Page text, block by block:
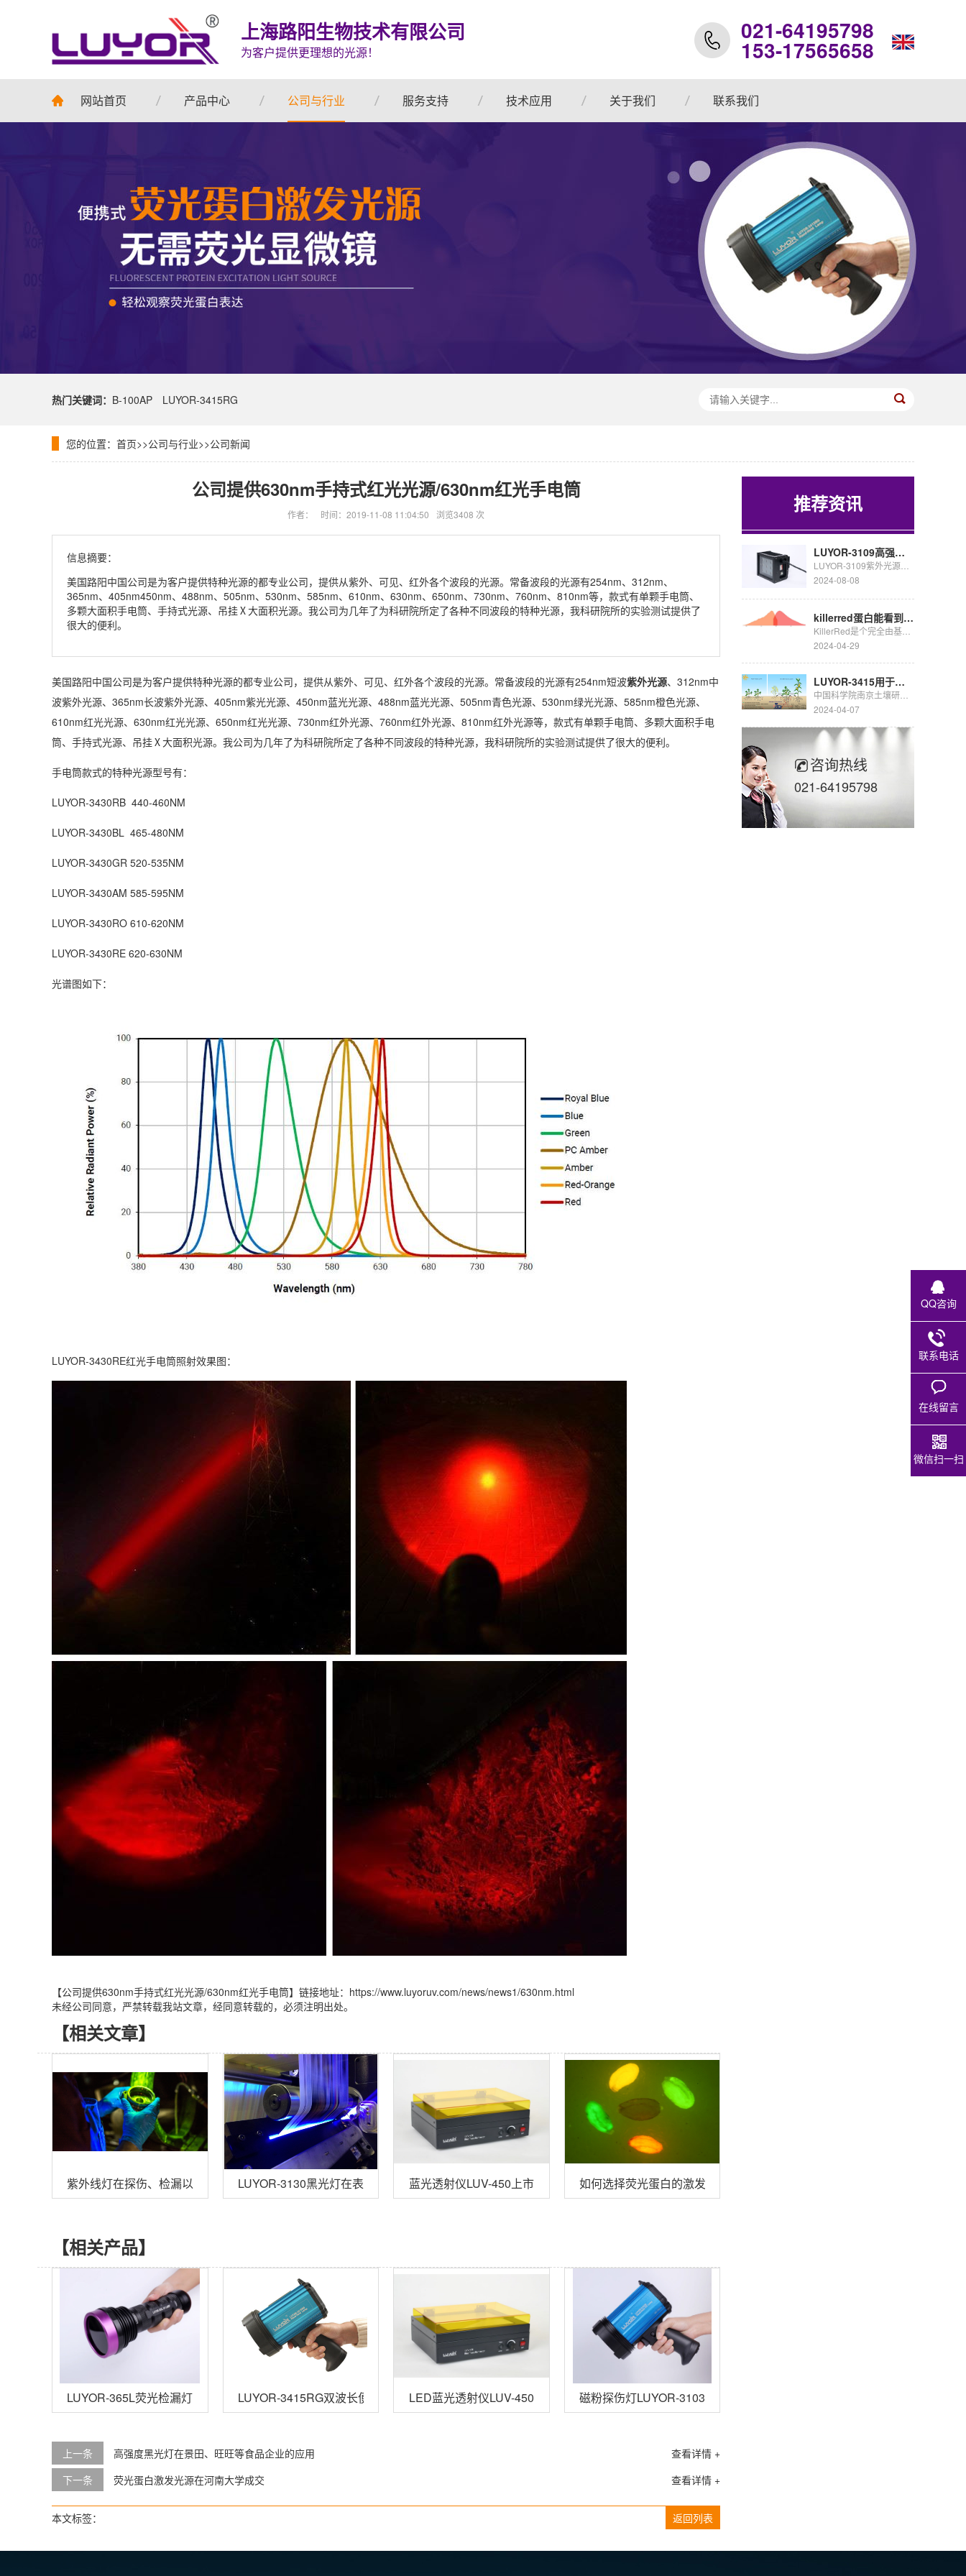
上海路阳生物技术有限公司
为客户提供更理想的光源！
021-64195798
153-17565658
网站首页 产品中心 公司与行业 服务支持 技术应用 关于我们 联系我们
热门关键词： B-100AP LUYOR-3415RG
您的位置： 首页>>公司与行业>>公司新闻
推荐资讯
LUYOR-3109高强度紫外催化光源促销
2024-08-08
killerred蛋白能看到荧光吗
2024-04-29
LUYOR-3415用于豆科生物固氮的研究
2024-04-07
咨询热线
021-64195798
公司提供630nm手持式红光光源/630nm红光手电筒
作者： 时间：2019-11-08 11:04:50 浏览3408 次
信息摘要：
美国路阳中国公司是为客户提供特种光源的都专业公司，提供从紫外、可见、红外各个波段的光源。常备波段的光源有254nm、312nm、
365nm、405nm450nm、488nm、505nm、530nm、585nm、610nm、630nm、650nm、730nm、760nm、810nm等，款式有单颗手电筒、
多颗大面积手电筒、手持式光源、吊挂Ⅹ大面积光源。我公司为几年了为科研院所定了各种不同波段的特种光源，我科研院所的实验测试提供了
很大的便利。
美国路阳中国公司是为客户提供特种光源的都专业公司，提供从紫外、可见、红外各个波段的光源。常备波段的光源有254nm短波紫外光源、312nm中
波紫外光源、365nm长波紫外光源、405nm紫光光源、450nm蓝光光源、488nm蓝光光源、505nm青色光源、530nm绿光光源、585nm橙色光源、
610nm红光光源、630nm红光光源、650nm红光光源、730nm红外光源、760nm红外光源、810nm红外光源等，款式有单颗手电筒、多颗大面积手电
筒、手持式光源、吊挂Ⅹ大面积光源。我公司为几年了为科研院所定了各种不同波段的特种光源，我科研院所的实验测试提供了很大的便利。
手电筒款式的特种光源型号有：
LUYOR-3430RB 440-460NM
LUYOR-3430BL 465-480NM
LUYOR-3430GR 520-535NM
LUYOR-3430AM 585-595NM
LUYOR-3430RO 610-620NM
LUYOR-3430RE 620-630NM
光谱图如下：
LUYOR-3430RE红光手电筒照射效果图：
【公司提供630nm手持式红光光源/630nm红光手电筒】链接地址：https://www.luyoruv.com/news/news1/630nm.html
未经公司同意，严禁转载我站文章，经同意转载的，必须注明出处。
【相关文章】
紫外线灯在探伤、检漏以及乳制品等行业的应用LUYOR-3130黑光灯在表面油污检测的应用蓝光透射仪LUV-450上市 如何选择荧光蛋白的激发波长？
【相关产品】
LUYOR-365L荧光检漏灯 LUYOR-3415RG双波长便携式荧光蛋白激发光源
LED蓝光透射仪LUV-450 磁粉探伤灯LUYOR-3103P
上一条 查看详情 +
高强度黑光灯在景田、旺旺等食品企业的应用
下一条
查看详情 +
荧光蛋白激发光源在河南大学成交
返回列表
本文标签：
QQ咨询
联系电话
在线留言
微信扫一扫